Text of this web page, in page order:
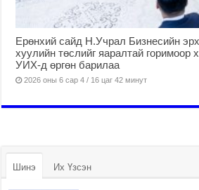
Ерөнхий сайд Н.Учрал Бизнесийн
хуулийн төслийг яаралтай горимоор
УИХ-д өргөн барилаа
2026 оны 6 сар 4 / 16 цаг 42 минут
Шинэ Их Үзсэн